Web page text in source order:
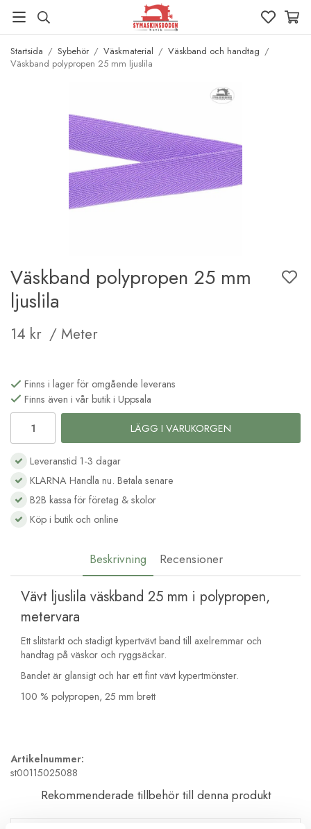
Startsida / Sybehör / Väskmaterial / Väskband och handtag /
Väskband polypropen 25 mm ljuslila
Väskband polypropen 25 mm
ljuslila
14 kr / Meter
Finns i lager för omgående leverans
Finns även i vår butik i Uppsala
LÄGG I VARUKORGEN
Leveranstid 1-3 dagar
KLARNA Handla nu. Betala senare
B2B kassa för företag & skolor
Köp i butik och online
Beskrivning Recensioner
Vävt ljuslila väskband 25 mm i polypropen,
metervara
Ett slitstarkt och stadigt kypertvävt band till axelremmar och
handtag på väskor och ryggsäckar.
Bandet är glansigt och har ett fint vävt kypertmönster.
100 % polypropen, 25 mm brett
Artikelnummer:
st00115025088
Rekommenderade tillbehör till denna produkt